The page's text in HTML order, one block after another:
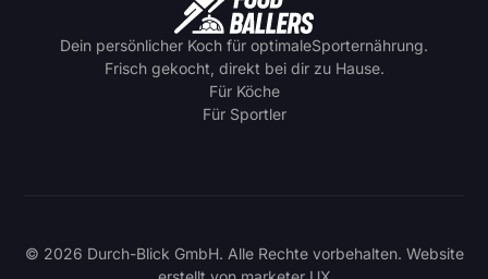
Dein persönlicher Koch für optimaleSporternährung.
Frisch gekocht, direkt bei dir zu Hause.
Für Köche
Für Sportler
© 2026 Durch-Blick GmbH. Alle Rechte vorbehalten. Website